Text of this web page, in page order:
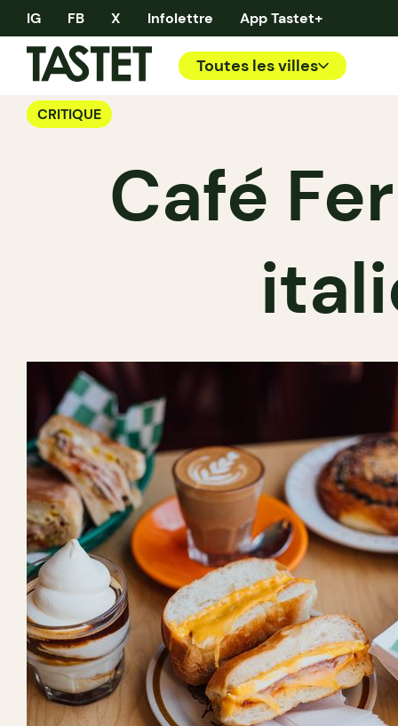
IG FB X Infolettre App Tastet+
Toutes les villes
CRITIQUE
Café